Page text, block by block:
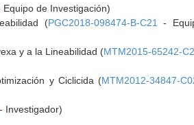
Equipo de Investigación)
(PGC2018-098474-B-C21
-
y a la Lineabilidad (MTM2015-65242-
y Ciclicida (MTM2012-34847-
- Investigador)